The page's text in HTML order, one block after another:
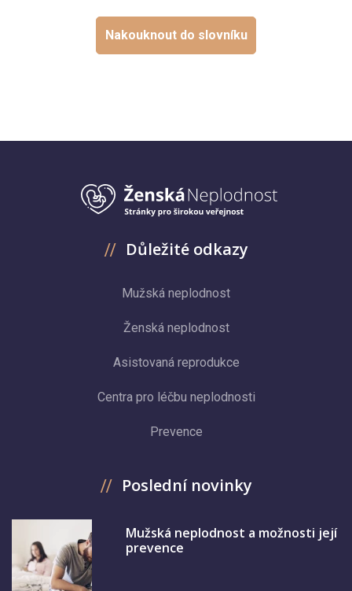
Nakouknout do slovníku
Důležité odkazy
Mužská neplodnost
Ženská neplodnost
Asistovaná reprodukce
Centra pro léčbu neplodnosti
Prevence
Poslední novinky
Mužská neplodnost a možnosti její
prevence